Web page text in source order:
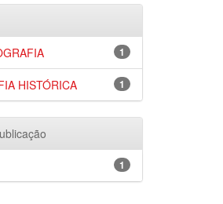
1
1
HISTÓRICA
1